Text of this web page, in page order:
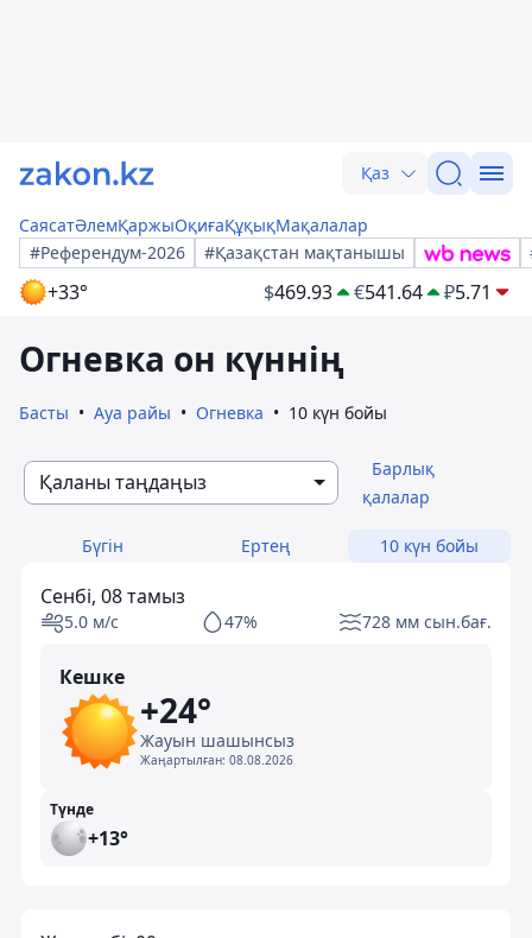
Қаз
СаясатӘлемҚаржыОқиғаҚұқықМақалалар
#Референдум-2026
#Қазақстан мақтанышы
+33° $469.93 €541.64 ₽5.71
Огневка он күннің
Басты Ауа райы Огневка 10 күн бойы
Қаланы таңдаңыз
Барлық
қалалар
Бүгін Ертең 10 күн бойы
Сенбі, 08 тамыз
5.0 м/с 47% 728 мм сын.бағ.
Кешке
+24°
Жауын шашынсыз
Жаңартылған: 08.08.2026
Түнде
+13°